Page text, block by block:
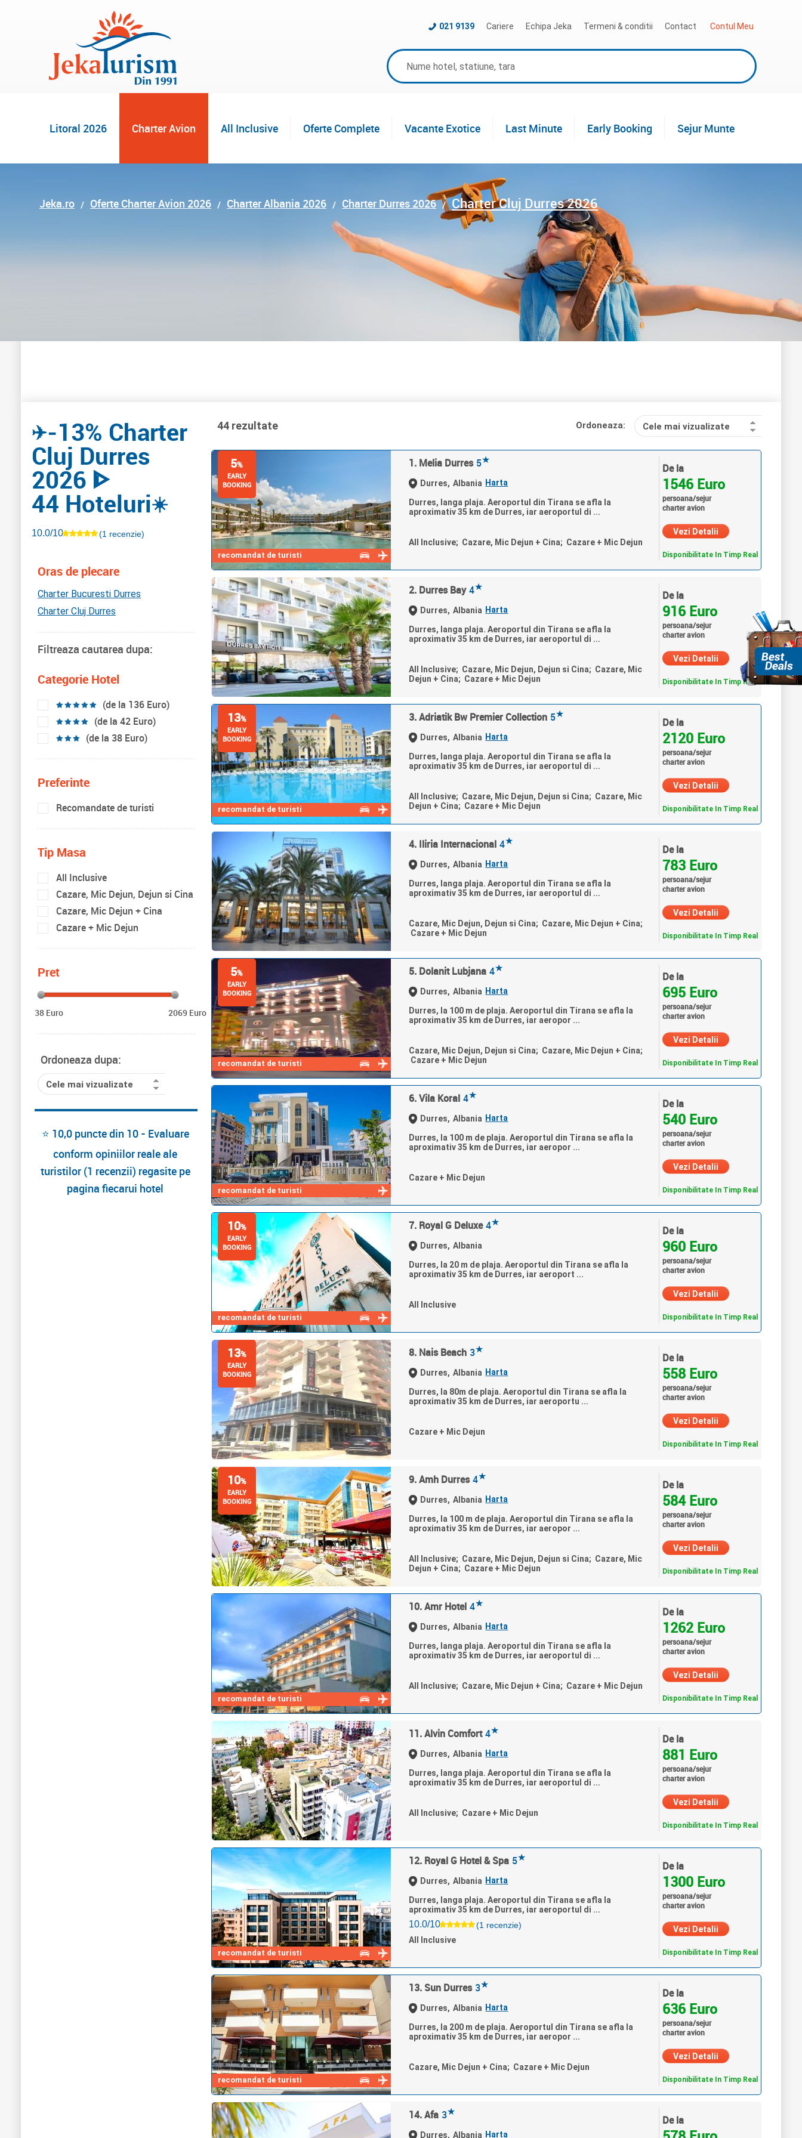
Cariere Echipa Jeka Termeni & conditii Contact Contul Meu
021 9139
Litoral 2026 Charter Avion All Inclusive Oferte Complete Vacante Exotice Last Minute Early Booking Sejur Munte
Jeka.ro Oferte Charter Avion 2026 Charter Albania 2026 Charter Durres 2026 Charter Cluj Durres 2026
44 rezultate Ordoneaza: Cele mai vizualizate
recomandat de turisti
5%
EARLY
BOOKING
De la
1546 Euro
persoana/sejur
charter avion
Vezi Detalii
Disponibilitate In Timp Real
1. Melia Durres 5★
Durres, Albania Harta
Durres, langa plaja. Aeroportul din Tirana se afla la
aproximativ 35 km de Durres, iar aeroportul di ...
All Inclusive; Cazare, Mic Dejun + Cina; Cazare + Mic Dejun
De la
916 Euro
persoana/sejur
charter avion
Vezi Detalii
Disponibilitate In Timp Real
2. Durres Bay 4★
Durres, Albania Harta
Durres, langa plaja. Aeroportul din Tirana se afla la
aproximativ 35 km de Durres, iar aeroportul di ...
All Inclusive; Cazare, Mic Dejun, Dejun si Cina; Cazare, Mic
Dejun + Cina; Cazare + Mic Dejun
recomandat de turisti
13%
EARLY
BOOKING
De la
2120 Euro
persoana/sejur
charter avion
Vezi Detalii
Disponibilitate In Timp Real
3. Adriatik Bw Premier Collection 5★
Durres, Albania Harta
Durres, langa plaja. Aeroportul din Tirana se afla la
aproximativ 35 km de Durres, iar aeroportul di ...
All Inclusive; Cazare, Mic Dejun, Dejun si Cina; Cazare, Mic
Dejun + Cina; Cazare + Mic Dejun
De la
783 Euro
persoana/sejur
charter avion
Vezi Detalii
Disponibilitate In Timp Real
4. Iliria Internacional 4★
Durres, Albania Harta
Durres, langa plaja. Aeroportul din Tirana se afla la
aproximativ 35 km de Durres, iar aeroportul di ...
Cazare, Mic Dejun, Dejun si Cina; Cazare, Mic Dejun + Cina;
Cazare + Mic Dejun
recomandat de turisti
5%
EARLY
BOOKING
De la
695 Euro
persoana/sejur
charter avion
Vezi Detalii
Disponibilitate In Timp Real
5. Dolanit Lubjana 4★
Durres, Albania Harta
Durres, la 100 m de plaja. Aeroportul din Tirana se afla la
aproximativ 35 km de Durres, iar aeropor ...
Cazare, Mic Dejun, Dejun si Cina; Cazare, Mic Dejun + Cina;
Cazare + Mic Dejun
recomandat de turisti
De la
540 Euro
persoana/sejur
charter avion
Vezi Detalii
Disponibilitate In Timp Real
6. Vila Koral 4★
Durres, Albania Harta
Durres, la 100 m de plaja. Aeroportul din Tirana se afla la
aproximativ 35 km de Durres, iar aeropor ...
Cazare + Mic Dejun
recomandat de turisti
10%
EARLY
BOOKING
De la
960 Euro
persoana/sejur
charter avion
Vezi Detalii
Disponibilitate In Timp Real
7. Royal G Deluxe 4★
Durres, Albania
Durres, la 20 m de plaja. Aeroportul din Tirana se afla la
aproximativ 35 km de Durres, iar aeroport ...
All Inclusive
13%
EARLY
BOOKING
De la
558 Euro
persoana/sejur
charter avion
Vezi Detalii
Disponibilitate In Timp Real
8. Nais Beach 3★
Durres, Albania Harta
Durres, la 80m de plaja. Aeroportul din Tirana se afla la
aproximativ 35 km de Durres, iar aeroportu ...
Cazare + Mic Dejun
10%
EARLY
BOOKING
De la
584 Euro
persoana/sejur
charter avion
Vezi Detalii
Disponibilitate In Timp Real
9. Amh Durres 4★
Durres, Albania Harta
Durres, la 100 m de plaja. Aeroportul din Tirana se afla la
aproximativ 35 km de Durres, iar aeropor ...
All Inclusive; Cazare, Mic Dejun, Dejun si Cina; Cazare, Mic
Dejun + Cina; Cazare + Mic Dejun
recomandat de turisti
De la
1262 Euro
persoana/sejur
charter avion
Vezi Detalii
Disponibilitate In Timp Real
10. Amr Hotel 4★
Durres, Albania Harta
Durres, langa plaja. Aeroportul din Tirana se afla la
aproximativ 35 km de Durres, iar aeroportul di ...
All Inclusive; Cazare, Mic Dejun + Cina; Cazare + Mic Dejun
De la
881 Euro
persoana/sejur
charter avion
Vezi Detalii
Disponibilitate In Timp Real
11. Alvin Comfort 4★
Durres, Albania Harta
Durres, langa plaja. Aeroportul din Tirana se afla la
aproximativ 35 km de Durres, iar aeroportul di ...
All Inclusive; Cazare + Mic Dejun
recomandat de turisti
De la
1300 Euro
persoana/sejur
charter avion
Vezi Detalii
Disponibilitate In Timp Real
12. Royal G Hotel & Spa 5★
Durres, Albania Harta
Durres, langa plaja. Aeroportul din Tirana se afla la
aproximativ 35 km de Durres, iar aeroportul di ...
10.0/10
(1 recenzie)
All Inclusive
recomandat de turisti
De la
636 Euro
persoana/sejur
charter avion
Vezi Detalii
Disponibilitate In Timp Real
13. Sun Durres 3★
Durres, Albania Harta
Durres, la 200 m de plaja. Aeroportul din Tirana se afla la
aproximativ 35 km de Durres, iar aeropor ...
Cazare, Mic Dejun + Cina; Cazare + Mic Dejun
De la
14. Afa 3★
Durres, Albania Harta
✈️-13% Charter
Cluj Durres
2026 ᐈ
44 Hoteluri☀️
10.0/10 (1 recenzie)
Oras de plecare
Charter Bucuresti Durres
Charter Cluj Durres
Filtreaza cautarea dupa:
Categorie Hotel
(de la 136 Euro)
(de la 42 Euro)
(de la 38 Euro)
Preferinte
Recomandate de turisti
Tip Masa
All Inclusive
Cazare, Mic Dejun, Dejun si Cina
Cazare, Mic Dejun + Cina
Cazare + Mic Dejun
Pret
38 Euro 2069 Euro
Ordoneaza dupa:
Cele mai vizualizate
⭐ 10,0 puncte din 10 - Evaluare
conform opiniilor reale ale
turistilor (1 recenzii) regasite pe
pagina fiecarui hotel